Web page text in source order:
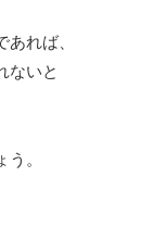
れば、
ないと
。